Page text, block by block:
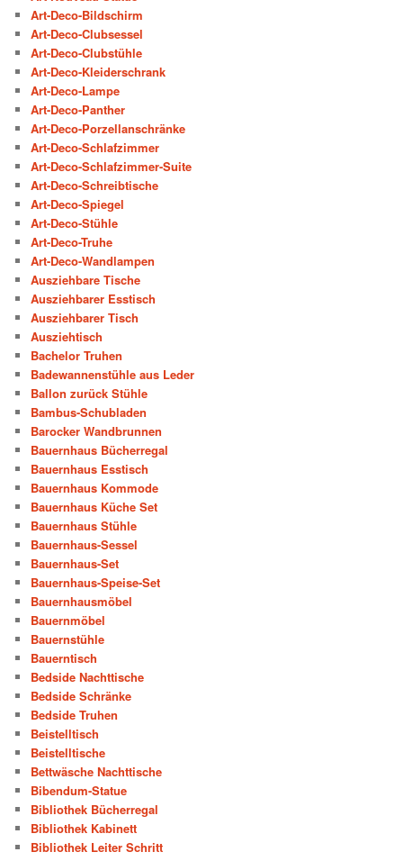
Art-Deco-Bildschirm
Art-Deco-Clubsessel
Art-Deco-Clubstühle
Art-Deco-Kleiderschrank
Art-Deco-Lampe
Art-Deco-Panther
Art-Deco-Porzellanschränke
Art-Deco-Schlafzimmer
Art-Deco-Schlafzimmer-Suite
Art-Deco-Schreibtische
Art-Deco-Spiegel
Art-Deco-Stühle
Art-Deco-Truhe
Art-Deco-Wandlampen
Ausziehbare Tische
Ausziehbarer Esstisch
Ausziehbarer Tisch
Ausziehtisch
Bachelor Truhen
Badewannenstühle aus Leder
Ballon zurück Stühle
Bambus-Schubladen
Barocker Wandbrunnen
Bauernhaus Bücherregal
Bauernhaus Esstisch
Bauernhaus Kommode
Bauernhaus Küche Set
Bauernhaus Stühle
Bauernhaus-Sessel
Bauernhaus-Set
Bauernhaus-Speise-Set
Bauernhausmöbel
Bauernmöbel
Bauernstühle
Bauerntisch
Bedside Nachttische
Bedside Schränke
Bedside Truhen
Beistelltisch
Beistelltische
Bettwäsche Nachttische
Bibendum-Statue
Bibliothek Bücherregal
Bibliothek Kabinett
Bibliothek Leiter Schritt